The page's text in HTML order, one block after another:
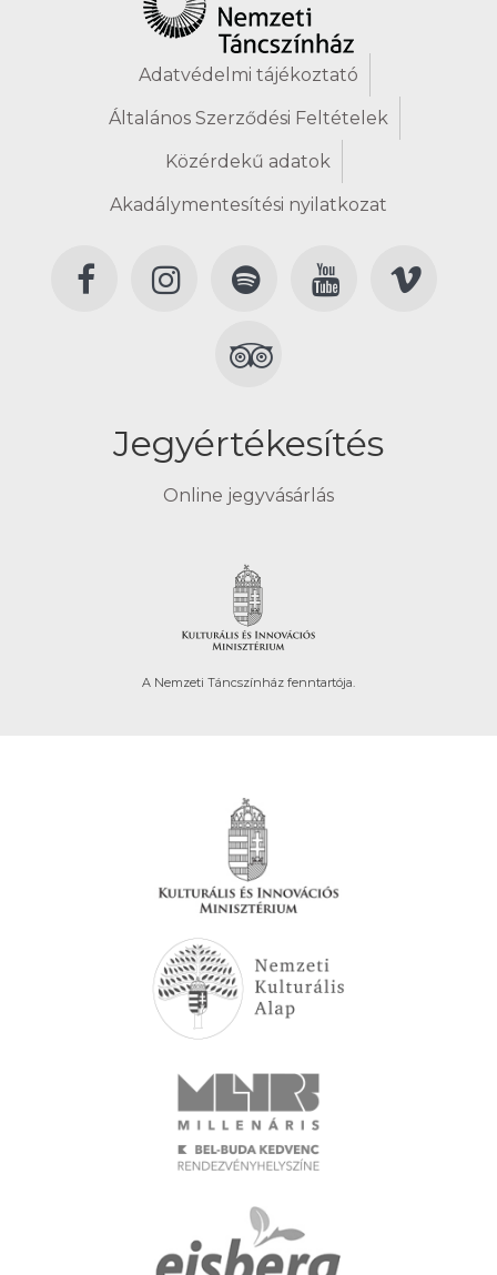
Adatvédelmi tájékoztató
Általános Szerződési Feltételek
Közérdekű adatok
Akadálymentesítési nyilatkozat
Jegyértékesítés
Online jegyvásárlás
A Nemzeti Táncszínház fenntartója.